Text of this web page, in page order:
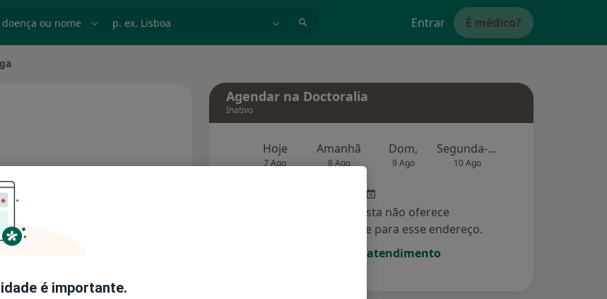
Entrar É médico?
Solicite um atendimento
Opiniões
Agendar na Doctoralia
Inativo
Hoje
7 Ago
Amanhã
8 Ago
Dom,
9 Ago
Segunda-feira
10 Ago
Esse especialista não oferece
agendamento online para esse endereço.
Solicite um atendimento
é importante.